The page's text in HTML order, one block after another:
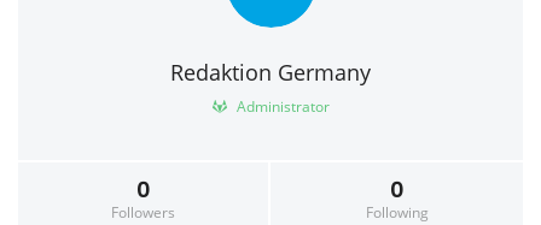
Redaktion Germany
Administrator
0
Followers
0
Following